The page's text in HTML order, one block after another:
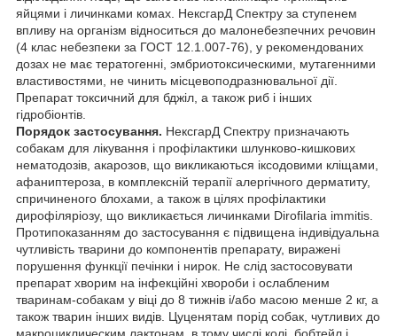
яйцями і личинками комах. НексгарД Спектру за ступенем
впливу на організм відноситься до малонебезпечних речовин
(4 клас небезпеки за ГОСТ 12.1.007-76), у рекомендованих
дозах не має тератогенні, эмбриотоксическими, мутагенними
властивостями, не чинить місцевоподразнювальної дії.
Препарат токсичний для бджіл, а також риб і інших
гідробіонтів.
Порядок застосування. НексгарД Спектру призначають
собакам для лікування і профілактики шлунково-кишкових
нематодозів, акарозов, що викликаються іксодовими кліщами,
афаниптероза, в комплексній терапії алергічного дерматиту,
спричиненого блохами, а також в цілях профілактики
дирофіляріозу, що викликається личинками Dirofilaria immitis.
Протипоказанням до застосування є підвищена індивідуальна
чутливість тварини до компонентів препарату, виражені
порушення функції печінки і нирок. Не слід застосовувати
препарат хворим на інфекційні хвороби і ослабленим
тваринам-собакам у віці до 8 тижнів і/або масою менше 2 кг, а
також тварин інших видів. Цуценятам порід собак, чутливих до
макроциклическим лактонам, в тому числі колі, бобтейл і